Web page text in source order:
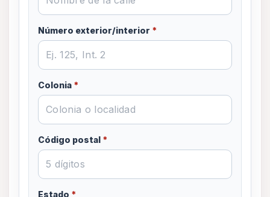
Número exterior/interior *
Colonia *
Código postal *
Estado *